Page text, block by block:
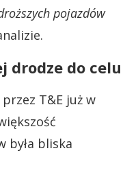
pojazdów
drodze do celu
T&E już w
była bliska